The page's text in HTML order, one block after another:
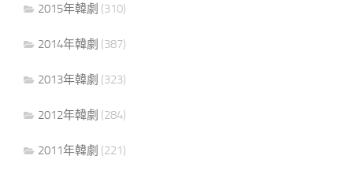
2015年韓劇 (310)
2014年韓劇 (387)
2013年韓劇 (323)
2012年韓劇 (284)
2011年韓劇 (221)